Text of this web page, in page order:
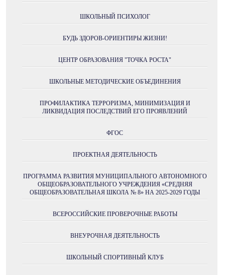
ШКОЛЬНЫЙ ПСИХОЛОГ
БУДЬ ЗДОРОВ-ОРИЕНТИРЫ ЖИЗНИ!
ЦЕНТР ОБРАЗОВАНИЯ "ТОЧКА РОСТА"
ШКОЛЬНЫЕ МЕТОДИЧЕСКИЕ ОБЪЕДИНЕНИЯ
ПРОФИЛАКТИКА ТЕРРОРИЗМА, МИНИМИЗАЦИЯ И
ЛИКВИДАЦИЯ ПОСЛЕДСТВИЙ ЕГО ПРОЯВЛЕНИЙ
ФГОС
ПРОЕКТНАЯ ДЕЯТЕЛЬНОСТЬ
ПРОГРАММА РАЗВИТИЯ МУНИЦИПАЛЬНОГО АВТОНОМНОГО
ОБЩЕОБРАЗОВАТЕЛЬНОГО УЧРЕЖДЕНИЯ «СРЕДНЯЯ
ОБЩЕОБРАЗОВАТЕЛЬНАЯ ШКОЛА № 8» НА 2025-2029 ГОДЫ
ВСЕРОССИЙСКИЕ ПРОВЕРОЧНЫЕ РАБОТЫ
ВНЕУРОЧНАЯ ДЕЯТЕЛЬНОСТЬ
ШКОЛЬНЫЙ СПОРТИВНЫЙ КЛУБ